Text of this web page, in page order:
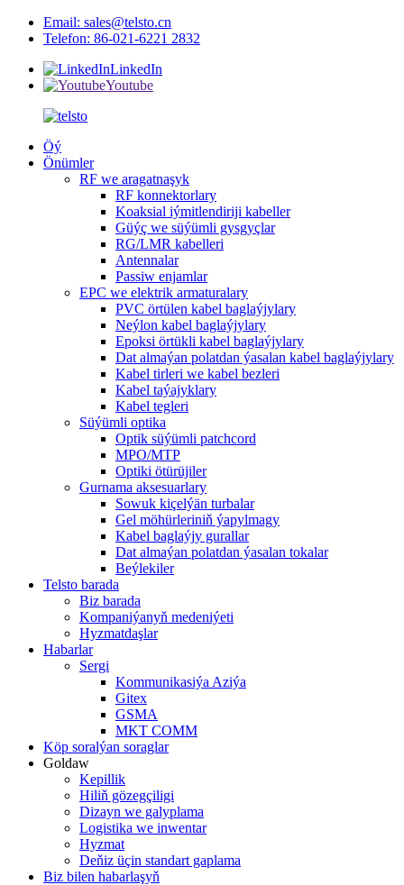
Email: sales@telsto.cn
Telefon: 86-021-6221 2832
LinkedIn
Youtube
Öý
Önümler
RF we aragatnaşyk
RF konnektorlary
Koaksial iýmitlendiriji kabeller
Güýç we süýümli gysgyçlar
RG/LMR kabelleri
Antennalar
Passiw enjamlar
EPC we elektrik armaturalary
PVC örtülen kabel baglaýjylary
Neýlon kabel baglaýjylary
Epoksi örtükli kabel baglaýjylary
Dat almaýan polatdan ýasalan kabel baglaýjylary
Kabel tirleri we kabel bezleri
Kabel taýajyklary
Kabel tegleri
Süýümli optika
Optik süýümli patchcord
MPO/MTP
Optiki ötürüjiler
Gurnama aksesuarlary
Sowuk kiçelýän turbalar
Gel möhürleriniň ýapylmagy
Kabel baglaýjy gurallar
Dat almaýan polatdan ýasalan tokalar
Beýlekiler
Telsto barada
Biz barada
Kompaniýanyň medeniýeti
Hyzmatdaşlar
Habarlar
Sergi
Kommunikasiýa Aziýa
Gitex
GSMA
MKT COMM
Köp soralýan soraglar
Goldaw
Kepillik
Hiliň gözegçiligi
Dizayn we galyplama
Logistika we inwentar
Hyzmat
Deňiz üçin standart gaplama
Biz bilen habarlaşyň